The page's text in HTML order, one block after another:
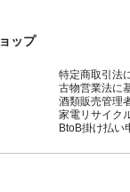
ップ
特定商取引法
古物営業法に
酒類販売管理
家電リサイク
BtoB掛け払い